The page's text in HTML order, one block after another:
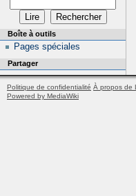
Boîte à outils
Pages spéciales
Partager
Politique de confidentialité À propos de
Powered by MediaWiki